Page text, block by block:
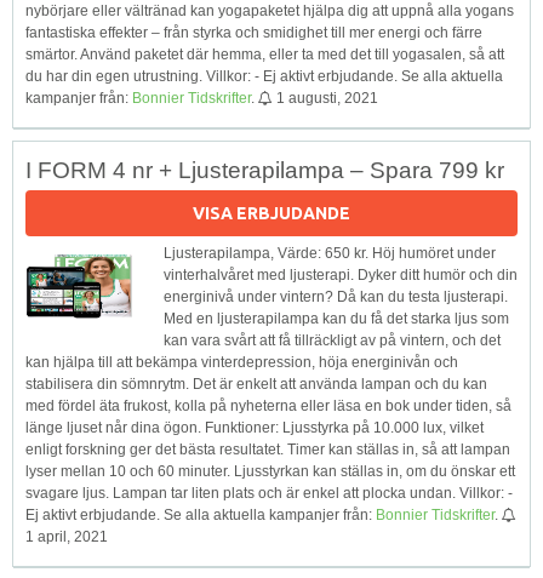
nybörjare eller vältränad kan yogapaketet hjälpa dig att uppnå alla yogans
fantastiska effekter – från styrka och smidighet till mer energi och färre
smärtor. Använd paketet där hemma, eller ta med det till yogasalen, så att
du har din egen utrustning. Villkor: - Ej aktivt erbjudande. Se alla aktuella
kampanjer från: Bonnier Tidskrifter. 1 augusti, 2021
I FORM 4 nr + Ljusterapilampa – Spara 799 kr
VISA ERBJUDANDE
Ljusterapilampa, Värde: 650 kr. Höj humöret under
vinterhalvåret med ljusterapi. Dyker ditt humör och din
energinivå under vintern? Då kan du testa ljusterapi.
Med en ljusterapilampa kan du få det starka ljus som
kan vara svårt att få tillräckligt av på vintern, och det
kan hjälpa till att bekämpa vinterdepression, höja energinivån och
stabilisera din sömnrytm. Det är enkelt att använda lampan och du kan
med fördel äta frukost, kolla på nyheterna eller läsa en bok under tiden, så
länge ljuset når dina ögon. Funktioner: Ljusstyrka på 10.000 lux, vilket
enligt forskning ger det bästa resultatet. Timer kan ställas in, så att lampan
lyser mellan 10 och 60 minuter. Ljusstyrkan kan ställas in, om du önskar ett
svagare ljus. Lampan tar liten plats och är enkel att plocka undan. Villkor: -
Ej aktivt erbjudande. Se alla aktuella kampanjer från: Bonnier Tidskrifter.
1 april, 2021